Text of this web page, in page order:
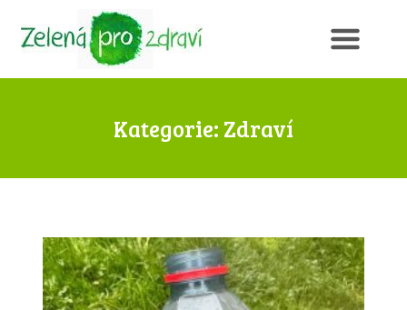
Kategorie: Zdraví